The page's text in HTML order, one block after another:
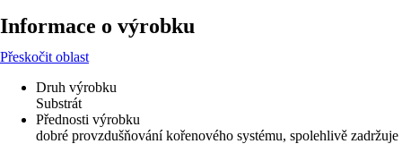
Informace o výrobku
Přeskočit oblast
Druh výrobku
Substrát
Přednosti výrobku
dobré provzdušňování kořenového systému, spolehlivě zadržuje